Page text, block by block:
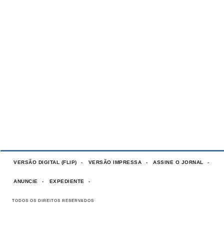
VERSÃO DIGITAL (FLIP) VERSÃO IMPRESSA ASSINE O JORNAL
ANUNCIE EXPEDIENTE
TODOS OS DIREITOS RESERVADOS